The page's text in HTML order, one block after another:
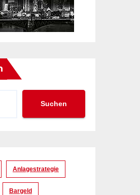
Suchen
Anlagestrategie
Bargeld